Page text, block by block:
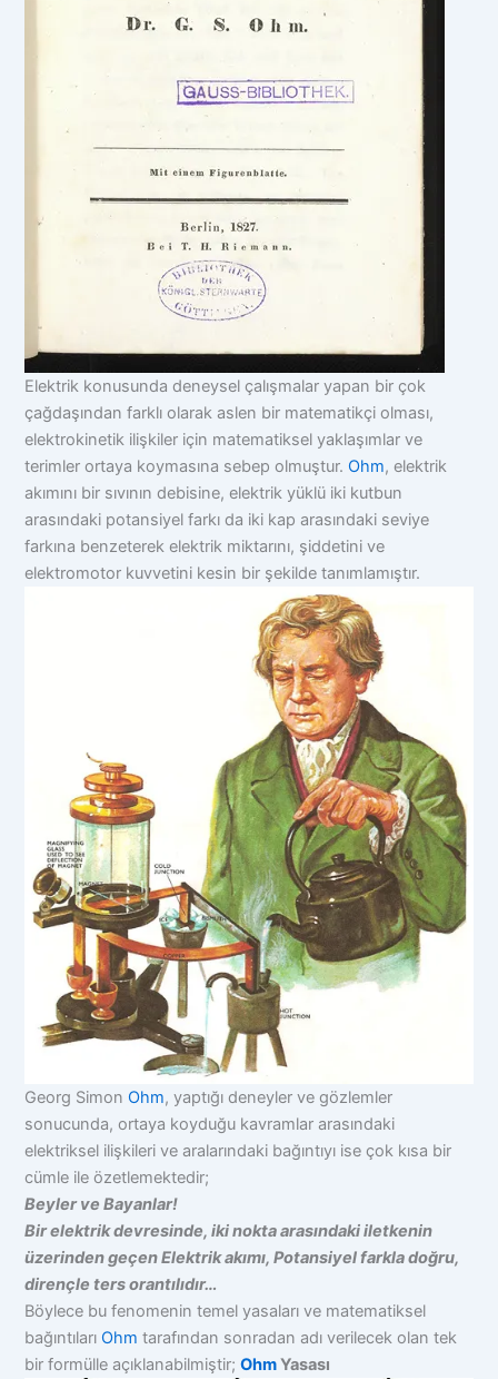
Elektrik konusunda deneysel çalışmalar yapan bir çok
çağdaşından farklı olarak aslen bir matematikçi olması,
elektrokinetik ilişkiler için matematiksel yaklaşımlar ve
terimler ortaya koymasına sebep olmuştur. Ohm, elektrik
akımını bir sıvının debisine, elektrik yüklü iki kutbun
arasındaki potansiyel farkı da iki kap arasındaki seviye
farkına benzeterek elektrik miktarını, şiddetini ve
elektromotor kuvvetini kesin bir şekilde tanımlamıştır.
Georg Simon Ohm, yaptığı deneyler ve gözlemler
sonucunda, ortaya koyduğu kavramlar arasındaki
elektriksel ilişkileri ve aralarındaki bağıntıyı ise çok kısa bir
cümle ile özetlemektedir;
Beyler ve Bayanlar!
Bir elektrik devresinde, iki nokta arasındaki iletkenin
üzerinden geçen Elektrik akımı, Potansiyel farkla doğru,
dirençle ters orantılıdır…
Böylece bu fenomenin temel yasaları ve matematiksel
bağıntıları Ohm tarafından sonradan adı verilecek olan tek
bir formülle açıklanabilmiştir;OhmYasası